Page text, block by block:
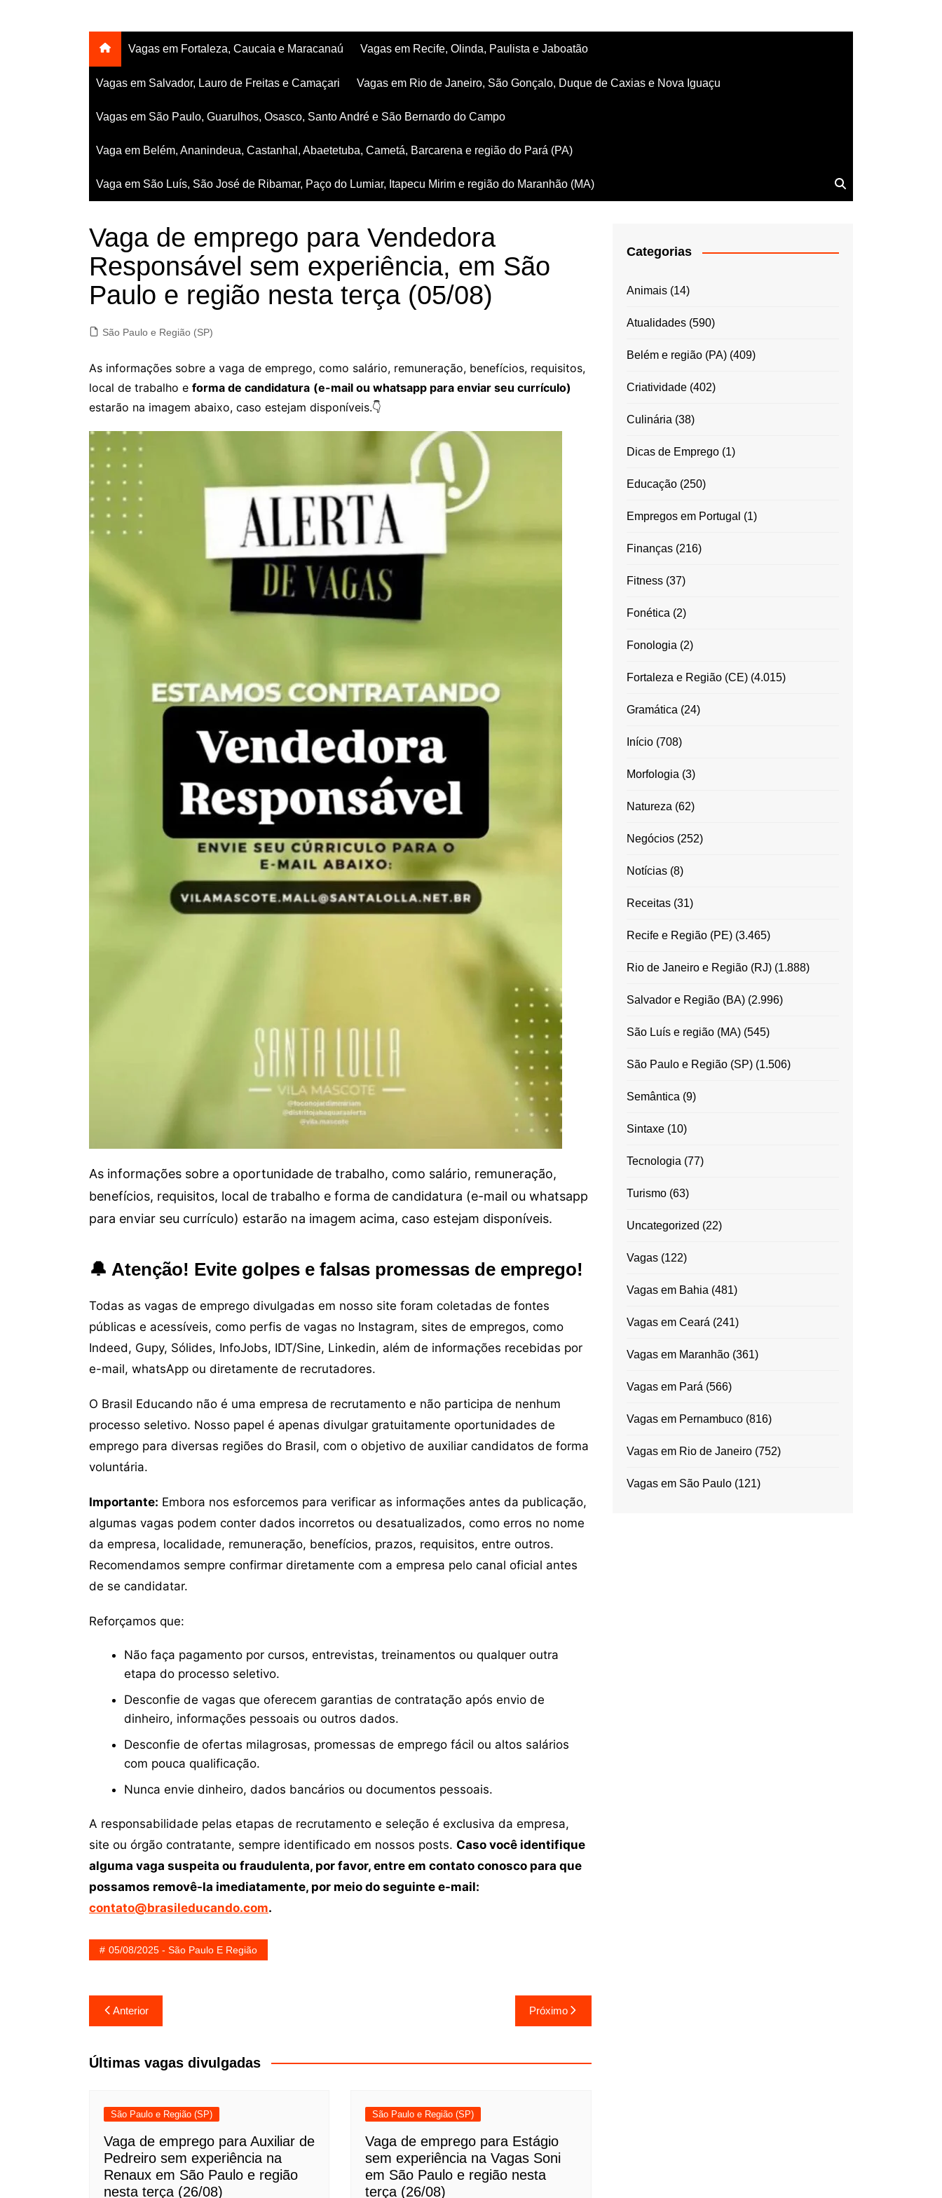
Vagas em Fortaleza, Caucaia e Maracanaú Vagas em Recife, Olinda, Paulista e Jaboatão
Vagas em Salvador, Lauro de Freitas e Camaçari Vagas em Rio de Janeiro, São Gonçalo, Duque de Caxias e Nova Iguaçu
Vagas em São Paulo, Guarulhos, Osasco, Santo André e São Bernardo do Campo
Vaga em Belém, Ananindeua, Castanhal, Abaetetuba, Cametá, Barcarena e região do Pará (PA)
Vaga em São Luís, São José de Ribamar, Paço do Lumiar, Itapecu Mirim e região do Maranhão (MA)
Vaga de emprego para Vendedora
Responsável sem experiência, em São
Paulo e região nesta terça (05/08)
São Paulo e Região (SP)
As informações sobre a vaga de emprego, como salário, remuneração, benefícios, requisitos,
local de trabalho e forma de candidatura (e-mail ou whatsapp para enviar seu currículo)
estarão na imagem abaixo, caso estejam disponíveis.👇
As informações sobre a oportunidade de trabalho, como salário, remuneração,
benefícios, requisitos, local de trabalho e forma de candidatura (e-mail ou whatsapp
para enviar seu currículo) estarão na imagem acima, caso estejam disponíveis.
🔔 Atenção! Evite golpes e falsas promessas de emprego!
Todas as vagas de emprego divulgadas em nosso site foram coletadas de fontes
públicas e acessíveis, como perfis de vagas no Instagram, sites de empregos, como
Indeed, Gupy, Sólides, InfoJobs, IDT/Sine, Linkedin, além de informações recebidas por
e-mail, whatsApp ou diretamente de recrutadores.
O Brasil Educando não é uma empresa de recrutamento e não participa de nenhum
processo seletivo. Nosso papel é apenas divulgar gratuitamente oportunidades de
emprego para diversas regiões do Brasil, com o objetivo de auxiliar candidatos de forma
voluntária.
Importante: Embora nos esforcemos para verificar as informações antes da publicação,
algumas vagas podem conter dados incorretos ou desatualizados, como erros no nome
da empresa, localidade, remuneração, benefícios, prazos, requisitos, entre outros.
Recomendamos sempre confirmar diretamente com a empresa pelo canal oficial antes
de se candidatar.
Reforçamos que:
Não faça pagamento por cursos, entrevistas, treinamentos ou qualquer outra
etapa do processo seletivo.
Desconfie de vagas que oferecem garantias de contratação após envio de
dinheiro, informações pessoais ou outros dados.
Desconfie de ofertas milagrosas, promessas de emprego fácil ou altos salários
com pouca qualificação.
Nunca envie dinheiro, dados bancários ou documentos pessoais.
A responsabilidade pelas etapas de recrutamento e seleção é exclusiva da empresa,
site ou órgão contratante, sempre identificado em nossos posts. Caso você identifique
alguma vaga suspeita ou fraudulenta, por favor, entre em contato conosco para que
possamos removê-la imediatamente, por meio do seguinte e-mail:
contato@brasileducando.com.
05/08/2025 - São Paulo E Região
Navegação
de
Post
Anterior Próximo
Últimas vagas divulgadas
São Paulo e Região (SP)
Vaga de emprego para Auxiliar de
Pedreiro sem experiência na
Renaux em São Paulo e região
nesta terça (26/08)
São Paulo e Região (SP)
Vaga de emprego para Estágio
sem experiência na Vagas Soni
em São Paulo e região nesta
terça (26/08)
Categorias
Animais(14)
Atualidades(590)
Belém e região (PA)(409)
Criatividade(402)
Culinária (38)
Dicas de Emprego(1)
Educação(250)
Empregos em Portugal (1)
Finanças(216)
Fitness(37)
Fonética (2)
Fonologia (2)
Fortaleza e Região (CE)(4.015)
Gramática (24)
Início(708)
Morfologia (3)
Natureza (62)
Negócios(252)
Notícias(8)
Receitas(31)
Recife e Região (PE)(3.465)
Rio de Janeiro e Região (RJ)(1.888)
Salvador e Região (BA)(2.996)
São Luís e região (MA)(545)
São Paulo e Região (SP)(1.506)
Semântica (9)
Sintaxe(10)
Tecnologia (77)
Turismo(63)
Uncategorized (22)
Vagas(122)
Vagas em Bahia (481)
Vagas em Ceará (241)
Vagas em Maranhão(361)
Vagas em Pará (566)
Vagas em Pernambuco(816)
Vagas em Rio de Janeiro(752)
Vagas em São Paulo(121)